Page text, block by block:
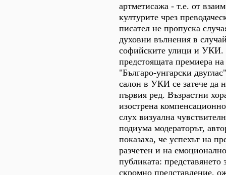
артметисажа - т.е. от
културите чрез
писател не пропуска
духовни вълнения в
софийските улици и УКИ.
предстоящата премиера
"Българо-унгарски
салон в УКИ се затече да
първия ред. Възрастни
изострена
слух визуална
подиума модераторът,
показаха, че успехът на
разчетен и на
публиката: представянето
скромно представление,